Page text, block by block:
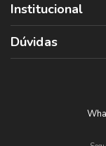
Institucional
Dúvidas